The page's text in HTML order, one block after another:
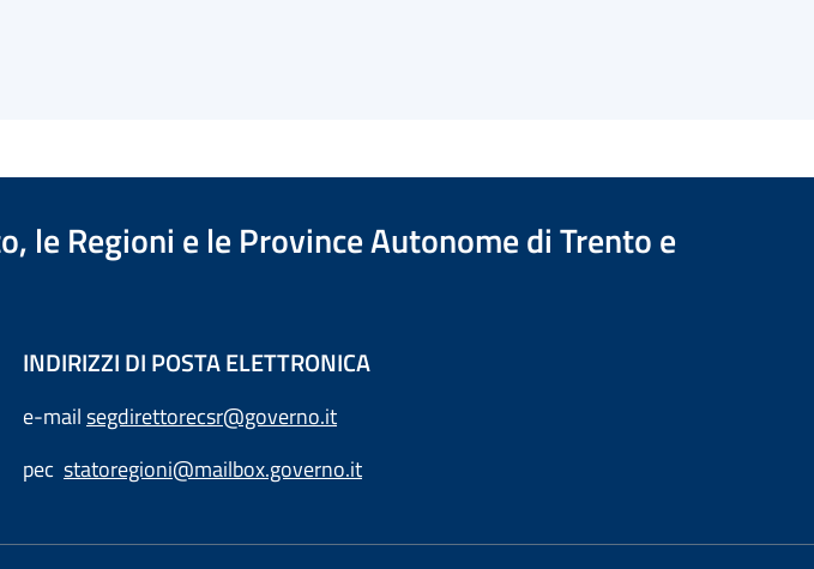
le Regioni e le Province Autonome di Trento e
INDIRIZZI DI POSTA ELETTRONICA
e-mailsegdirettorecsr@governo.it
pec statoregioni@mailbox.governo.it